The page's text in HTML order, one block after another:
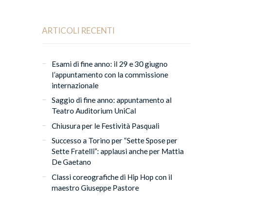
ARTICOLI RECENTI
Esami di fine anno: il 29 e 30 giugno
l’appuntamento con la commissione
internazionale
Saggio di fine anno: appuntamento al
Teatro Auditorium UniCal
Chiusura per le Festività Pasquali
Successo a Torino per “Sette Spose per
Sette Fratelli”: applausi anche per Mattia
De Gaetano
Classi coreografiche di Hip Hop con il
maestro Giuseppe Pastore